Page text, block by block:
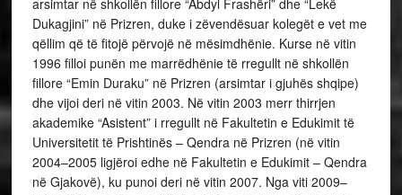
Dukagjini” në Prizren, duke i zëvendësuar kolegët e vet me
qëllim që të fitojë përvojë në mësimdhënie. Kurse në vitin
1996 filloi punën me marrëdhënie të rregullt në shkollën
fillore “Emin Duraku” në Prizren (arsimtar i gjuhës shqipe)
dhe vijoi deri në vitin 2003. Në vitin 2003 merr thirrjen
akademike “Asistent” i rregullt në Fakultetin e Edukimit të
Universitetit të Prishtinës – Qendra në Prizren (në vitin
2004–2005 ligjëroi edhe në Fakultetin e Edukimit – Qendra
në Gjakovë), ku punoi deri në vitin 2007. Nga viti 2009–